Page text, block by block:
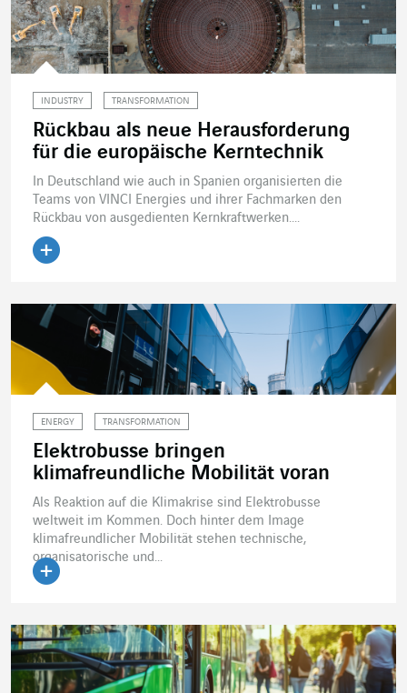
INDUSTRY TRANSFORMATION
Rückbau als neue Herausforderung
für die europäische Kerntechnik
In Deutschland wie auch in Spanien organisierten die
Teams von VINCI Energies und ihrer Fachmarken den
Rückbau von ausgedienten Kernkraftwerken....
ENERGY TRANSFORMATION
Elektrobusse bringen
klimafreundliche Mobilität voran
Als Reaktion auf die Klimakrise sind Elektrobusse
weltweit im Kommen. Doch hinter dem Image
klimafreundlicher Mobilität stehen technische,
organisatorische und...